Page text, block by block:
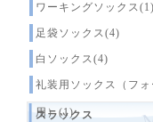
ワーキングソックス(1)
足袋ソックス(4)
白ソックス(4)
礼装用ソックス（フォ
用）(1)
スラックス